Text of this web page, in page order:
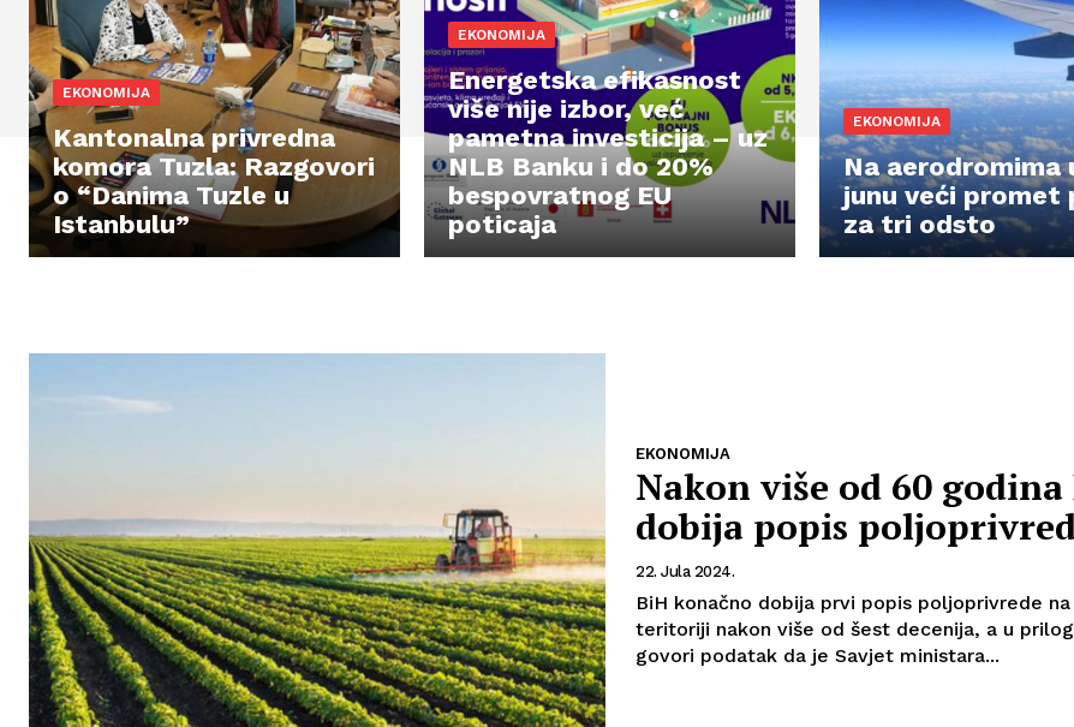
EKONOMIJA
Kantonalna privredna
komora Tuzla: Razgovori
o “Danima Tuzle u
Istanbulu”
EKONOMIJA
Energetska efikasnost
više nije izbor, već
pametna investicija – uz
NLB Banku i do 20%
bespovratnog EU
poticaja
EKONOMIJA
Na aerodromima
junu veći promet
za tri odsto
EKONOMIJA
Nakon više od 60 godina
dobija popis
22. Jula 2024.
BiH konačno dobija prvi popis poljoprivrede
teritoriji nakon više od šest decenija, a u
govori podatak da je Savjet ministara...